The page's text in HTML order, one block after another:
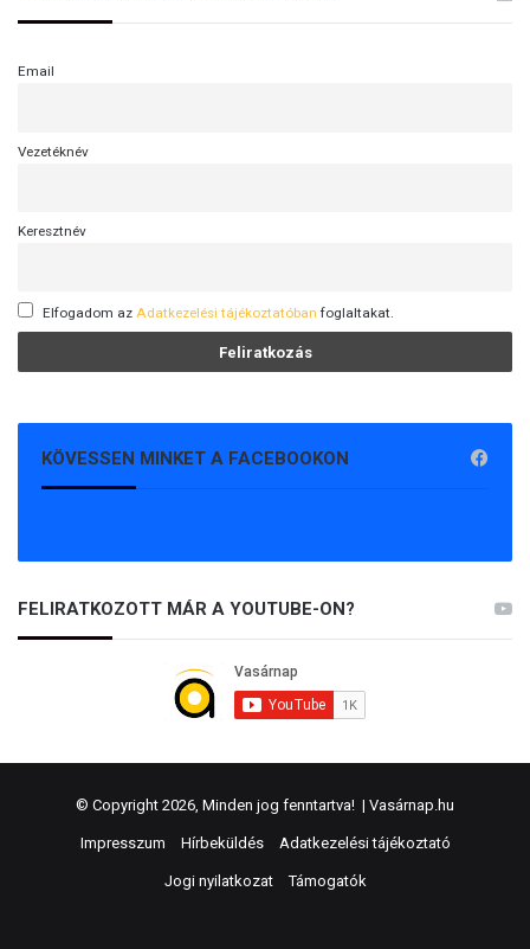
Email
Vezetéknév
Keresztnév
Elfogadom az Adatkezelési tájékoztatóban foglaltakat.
KÖVESSEN MINKET A FACEBOOKON
FELIRATKOZOTT MÁR A YOUTUBE-ON?
© Copyright 2026, Minden jog fenntartva! | Vasárnap.hu
Impresszum Hírbeküldés Adatkezelési tájékoztató
Jogi nyilatkozat Támogatók